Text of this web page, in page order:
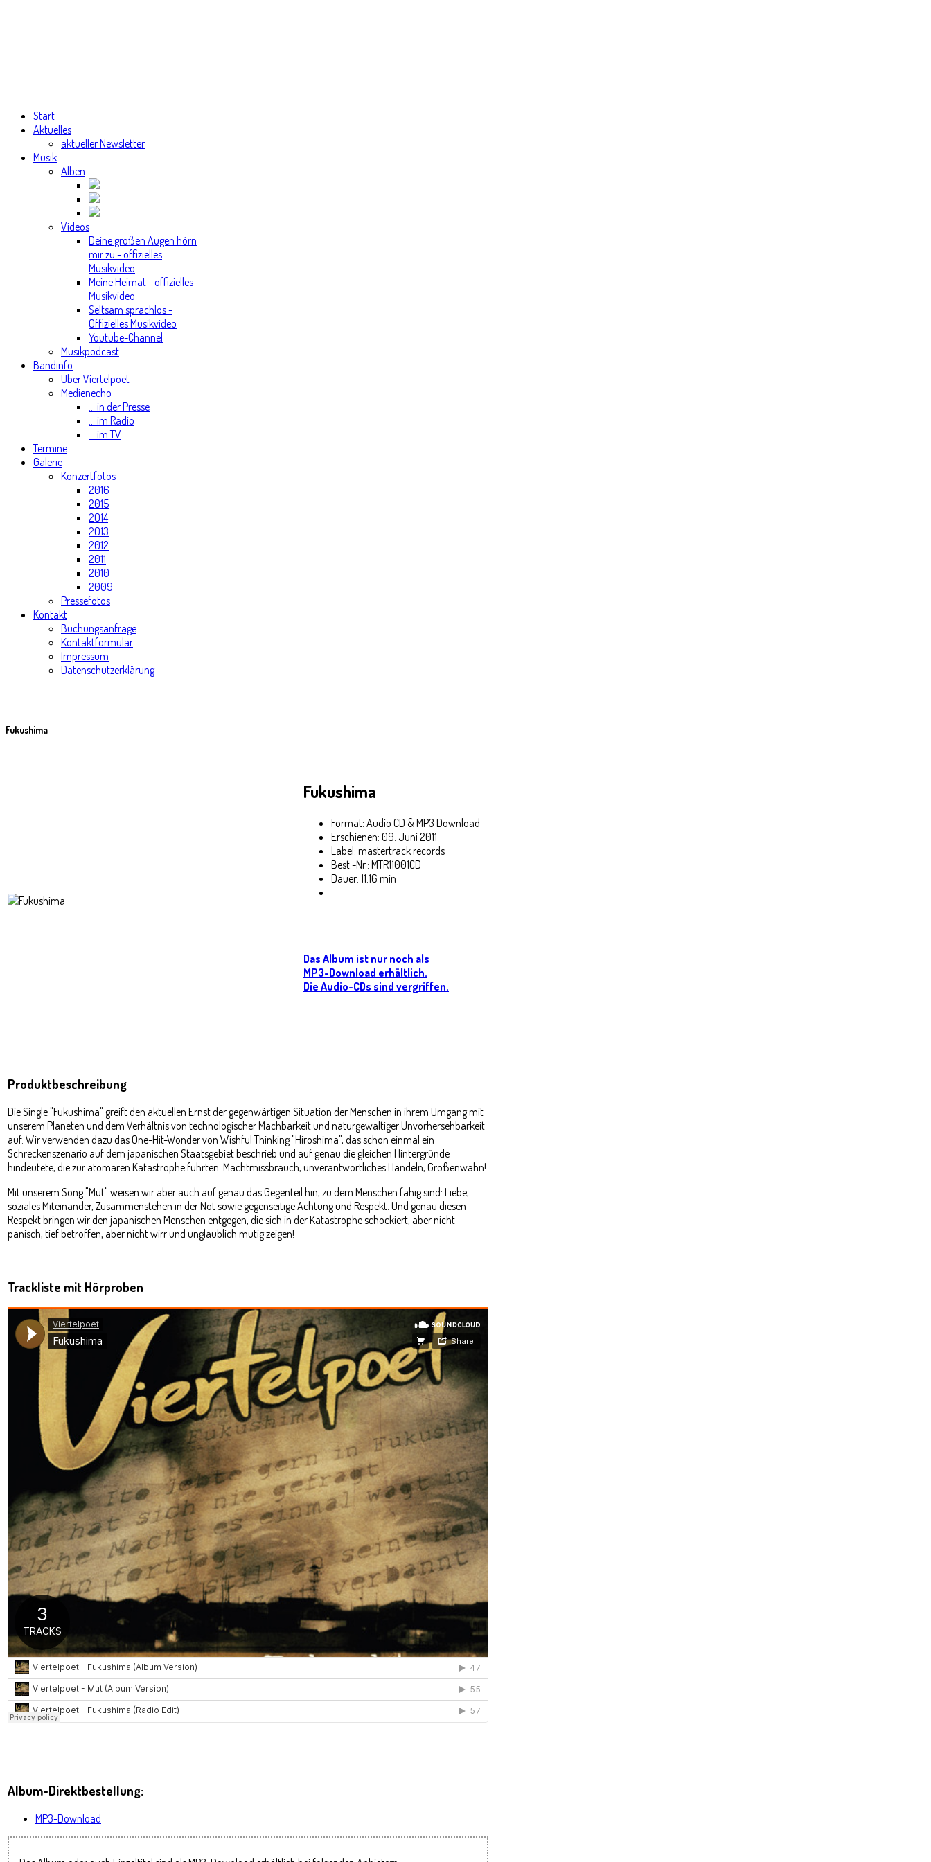
Start
Aktuelles
aktueller Newsletter
Musik
Alben
Videos
Deine großen Augen hörn
mir zu - offizielles
Musikvideo
Meine Heimat - offizielles
Musikvideo
Seltsam sprachlos -
Offizielles Musikvideo
Youtube-Channel
Musikpodcast
Bandinfo
Über Viertelpoet
Medienecho
... in der Presse
... im Radio
... im TV
Termine
Galerie
Konzertfotos
2016
2015
2014
2013
2012
2011
2010
2009
Pressefotos
Kontakt
Buchungsanfrage
Kontaktformular
Impressum
Datenschutzerklärung
Fukushima
Fukushima
Format: Audio CD & MP3 Download
Erschienen: 09. Juni 2011
Label: mastertrack records
Best.-Nr.: MTR11001CD
Dauer: 11:16 min
Das Album ist nur noch als
MP3-Download erhältlich.
Die Audio-CDs sind vergriffen.
Produktbeschreibung
Die Single "Fukushima" greift den aktuellen Ernst der gegenwärtigen Situation der Menschen in ihrem Umgang mit
unserem Planeten und dem Verhältnis von technologischer Machbarkeit und naturgewaltiger Unvorhersehbarkeit
auf. Wir verwenden dazu das One-Hit-Wonder von Wishful Thinking "Hiroshima", das schon einmal ein
Schreckenszenario auf dem japanischen Staatsgebiet beschrieb und auf genau die gleichen Hintergründe
hindeutete, die zur atomaren Katastrophe führten: Machtmissbrauch, unverantwortliches Handeln, Größenwahn!
Mit unserem Song "Mut" weisen wir aber auch auf genau das Gegenteil hin, zu dem Menschen fähig sind: Liebe,
soziales Miteinander, Zusammenstehen in der Not sowie gegenseitige Achtung und Respekt. Und genau diesen
Respekt bringen wir den japanischen Menschen entgegen, die sich in der Katastrophe schockiert, aber nicht
panisch, tief betroffen, aber nicht wirr und unglaublich mutig zeigen!
Trackliste mit Hörproben
Album-Direktbestellung:
MP3-Download